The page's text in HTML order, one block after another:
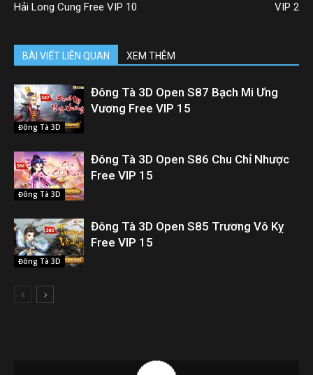
Hải Long Cung Free VIP 10
VIP 2
BÀI VIẾT LIÊN QUAN XEM THÊM
Đông Tà 3D
Đông Tà 3D Open S87 Bạch Mi Ưng
Vương Free VIP 15
Đông Tà 3D
Đông Tà 3D Open S86 Chu Chỉ Nhược
Free VIP 15
Đông Tà 3D
Đông Tà 3D Open S85 Trương Vô Kỵ
Free VIP 15